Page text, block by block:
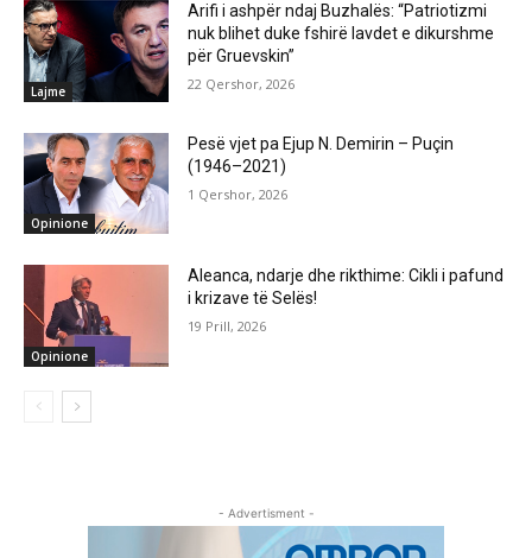
Lajme
Arifi i ashpër ndaj Buzhalës: “Patriotizmi
nuk blihet duke fshirë lavdet e dikurshme
për Gruevskin”
22 Qershor, 2026
Opinione
Pesë vjet pa Ejup N. Demirin – Puçin
(1946–2021)
1 Qershor, 2026
Opinione
Aleanca, ndarje dhe rikthime: Cikli i pafund
i krizave të Selës!
19 Prill, 2026
- Advertisment -